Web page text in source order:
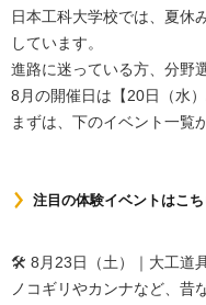
日本工科大学校では、夏休
しています。
進路に迷っている方、分野
8月の開催日は【20日（水
まずは、下のイベント一覧
注目の体験イベントはこち
🛠️ 8月23日（土）｜大工道
ノコギリやカンナなど、昔